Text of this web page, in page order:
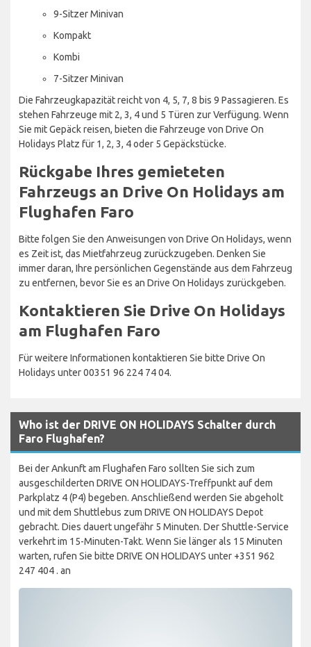
9-Sitzer Minivan
Kompakt
Kombi
7-Sitzer Minivan
Die Fahrzeugkapazität reicht von 4, 5, 7, 8 bis 9 Passagieren. Es
stehen Fahrzeuge mit 2, 3, 4 und 5 Türen zur Verfügung. Wenn
Sie mit Gepäck reisen, bieten die Fahrzeuge von Drive On
Holidays Platz für 1, 2, 3, 4 oder 5 Gepäckstücke.
Rückgabe Ihres gemieteten
Fahrzeugs an Drive On Holidays am
Flughafen Faro
Bitte folgen Sie den Anweisungen von Drive On Holidays, wenn
es Zeit ist, das Mietfahrzeug zurückzugeben. Denken Sie
immer daran, Ihre persönlichen Gegenstände aus dem Fahrzeug
zu entfernen, bevor Sie es an Drive On Holidays zurückgeben.
Kontaktieren Sie Drive On Holidays
am Flughafen Faro
Für weitere Informationen kontaktieren Sie bitte Drive On
Holidays unter 00351 96 224 74 04.
Who ist der DRIVE ON HOLIDAYS Schalter durch
Faro Flughafen?
Bei der Ankunft am Flughafen Faro sollten Sie sich zum
ausgeschilderten DRIVE ON HOLIDAYS-Treffpunkt auf dem
Parkplatz 4 (P4) begeben. Anschließend werden Sie abgeholt
und mit dem Shuttlebus zum DRIVE ON HOLIDAYS Depot
gebracht. Dies dauert ungefähr 5 Minuten. Der Shuttle-Service
verkehrt im 15-Minuten-Takt. Wenn Sie länger als 15 Minuten
warten, rufen Sie bitte DRIVE ON HOLIDAYS unter +351 962
247 404 . an